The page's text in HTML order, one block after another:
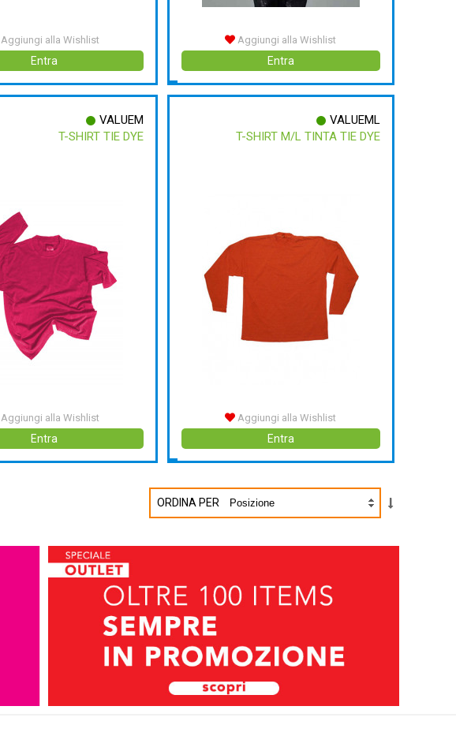
Aggiungi alla Wishlist
Entra
Aggiungi alla Wishlist
Entra
VALUEM
T-SHIRT TIE DYE
Aggiungi alla Wishlist
Entra
VALUEML
T-SHIRT M/L TINTA TIE DYE
Aggiungi alla Wishlist
Entra
ORDINA PER